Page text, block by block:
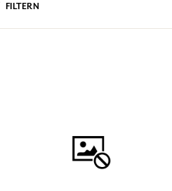
FILTERN